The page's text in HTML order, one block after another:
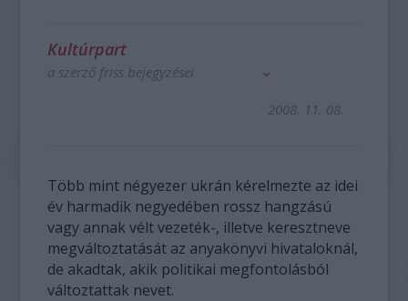
Kultúrpart
a szerző friss bejegyzései
2008. 11. 08.
Több mint négyezer ukrán kérelmezte az idei
év harmadik negyedében rossz hangzású
vagy annak vélt vezeték-, illetve keresztneve
megváltoztatását az anyakönyvi hivataloknál,
de akadtak, akik politikai megfontolásból
változtattak nevet.